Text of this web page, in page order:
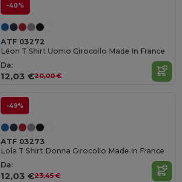
-40%
ATF 03272
Léon T Shirt Uomo Girocollo Made In France
Da:
12,03 €20,00 €
-49%
ATF 03273
Lola T Shirt Donna Girocollo Made In France
Da:
12,03 €23,45 €